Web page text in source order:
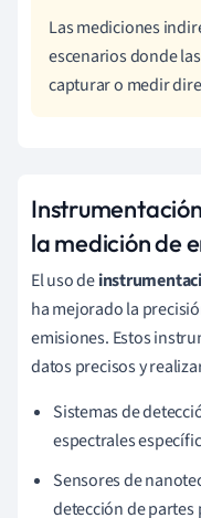
Las mediciones
escenarios donde
capturar o medir
la medición de
El uso de
ha mejorado la
emisiones. Estos
datos precisos y
Sistemas de
espectrales
Sensores de
detección de